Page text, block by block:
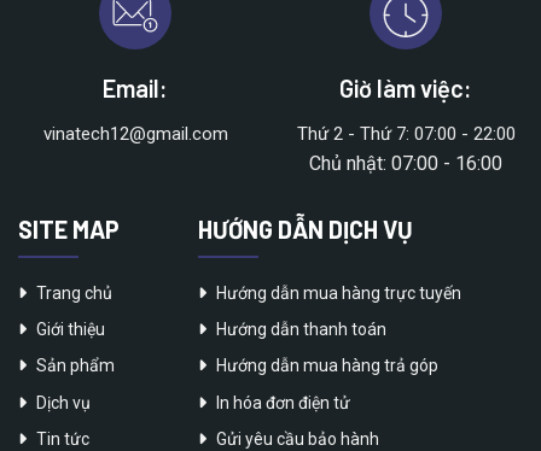
Email:
vinatech12@gmail.com
Giờ làm việc:
Thứ 2 - Thứ 7: 07:00 - 22:00
Chủ nhật: 07:00 - 16:00
SITE MAP
Trang chủ
Giới thiệu
Sản phẩm
Dịch vụ
Tin tức
HƯỚNG DẪN DỊCH VỤ
Hướng dẫn mua hàng trực tuyến
Hướng dẫn thanh toán
Hướng dẫn mua hàng trả góp
In hóa đơn điện tử
Gửi yêu cầu bảo hành